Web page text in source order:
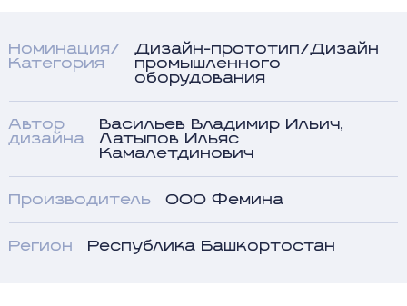
Номинация/
Категория
Дизайн-прототип/Дизайн
промышленного
оборудования
Автор
дизайна
Васильев Владимир Ильич,
Латыпов Ильяс
Камалетдинович
Производитель ООО Фемина
Регион Республика Башкортостан